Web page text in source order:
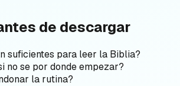
de descargar
suficientes para leer la Biblia?
no se por donde empezar?
la rutina?